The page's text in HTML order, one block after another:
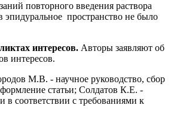
повторного введения раствора
эпидуральное пространство не было
интересов. Авторы заявляют об
интересов.
М.В. - научное руководство, сбор
статьи; Солдатов К.Е. -
в соответствии с требованиями к